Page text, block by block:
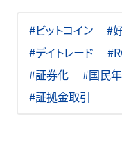
#ビットコイン #
#デイトレード
#証券化
#国民
#証拠金取引